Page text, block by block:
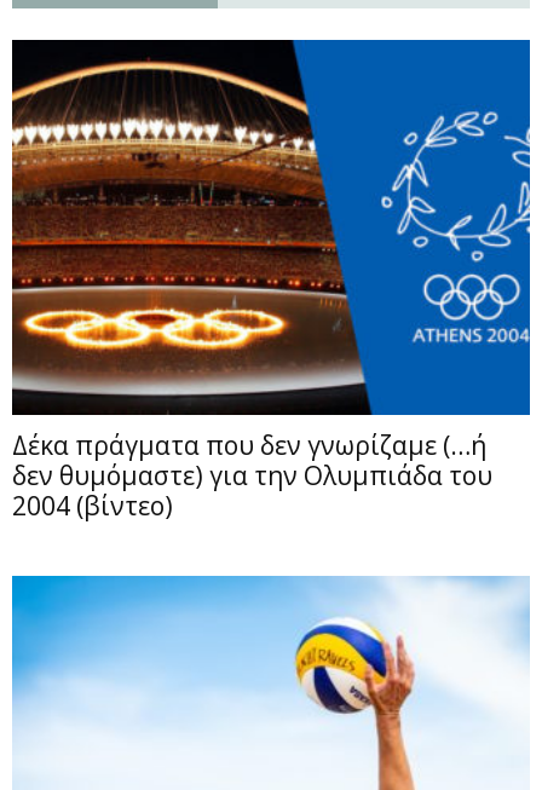
Δέκα πράγματα που δεν γνωρίζαμε (…ή
δεν θυμόμαστε) για την Ολυμπιάδα του
2004 (βίντεο)